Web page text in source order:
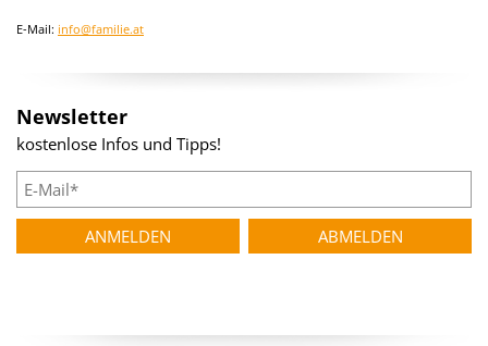
E-Mail: info@familie.at
Newsletter
kostenlose Infos und Tipps!